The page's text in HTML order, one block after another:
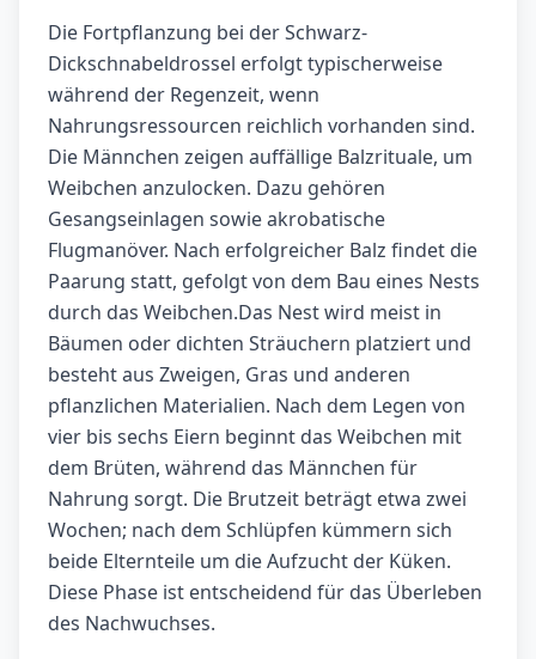
Die Fortpflanzung bei der Schwarz-
Dickschnabeldrossel erfolgt typischerweise
während der Regenzeit, wenn
Nahrungsressourcen reichlich vorhanden sind.
Die Männchen zeigen auffällige Balzrituale, um
Weibchen anzulocken. Dazu gehören
Gesangseinlagen sowie akrobatische
Flugmanöver. Nach erfolgreicher Balz findet die
Paarung statt, gefolgt von dem Bau eines Nests
durch das Weibchen.Das Nest wird meist in
Bäumen oder dichten Sträuchern platziert und
besteht aus Zweigen, Gras und anderen
pflanzlichen Materialien. Nach dem Legen von
vier bis sechs Eiern beginnt das Weibchen mit
dem Brüten, während das Männchen für
Nahrung sorgt. Die Brutzeit beträgt etwa zwei
Wochen; nach dem Schlüpfen kümmern sich
beide Elternteile um die Aufzucht der Küken.
Diese Phase ist entscheidend für das Überleben
des Nachwuchses.